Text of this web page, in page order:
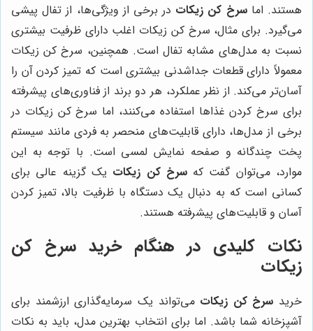
هستند. اماسرخ کن زیکات در برخی از ویژگی‌ها، از تفال پیشی
می‌گیرد. برای مثال، سرخ کن زیکات اغلب دارای ظرفیت بیشتری
نسبت به مدل‌های مشابه تفال است. همچنین، سرخ کن زیکات
معمولاً دارای قطعات جداشدنی بیشتری است که تمیز کردن آن را
آسان‌تر می‌کند. از نظر عملکرد، هر دو برند از فناوری‌های پیشرفته
برای سرخ کردن غذاها استفاده می‌کنند، اما سرخ کن زیکات در
برخی از مدل‌ها، دارای قابلیت‌های منحصر به فردی مانند سیستم
پخت چندگانه و صفحه نمایش لمسی است. با توجه به این
موارد، می‌توان گفت کهسرخ کن زیکات یک گزینه عالی برای
کسانی است که به دنبال یک دستگاه با ظرفیت بالا، تمیز کردن
آسان و قابلیت‌های پیشرفته هستند.
نکات کلیدی در هنگام خرید سرخ کن
زیکات
خرید سرخ کن زیکات می‌تواند یک سرمایه‌گذاری ارزشمند برای
آشپزخانه شما باشد. اما برای انتخاب بهترین مدل، باید به نکات